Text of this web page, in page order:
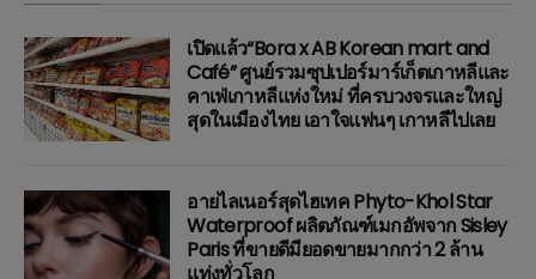
เปิดแล้ว“Bora x AB Korean mart and
Café” ศูนย์รวมซุปเปอร์มาร์เก็ตเกาหลีและ
คาเฟ่เกาหลีแห่งใหม่ ที่ครบวงจรและใหญ่
สุดในเมืองไทย เอาใจแฟนๆ เกาหลีไปเลย
อายไลเนอร์สุดไฮเทค Phyto-Khol Star
Waterproof ผลิตภัณฑ์เมกอัพจาก Sisley
Paris ที่ขายดีมียอดขายมากกว่า 2 ล้าน